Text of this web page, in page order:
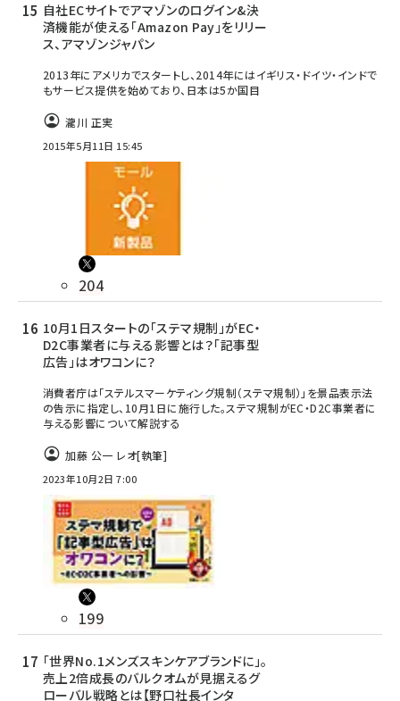
自社ECサイトでアマゾンのログイン&決
済機能が使える「Amazon Pay」をリリー
ス、アマゾンジャパン
2013年にアメリカでスタートし、2014年にはイギリス・ドイツ・インドで
もサービス提供を始めており、日本は5か国目
瀧川 正実
2015年5月11日 15:45
204
10月1日スタートの「ステマ規制」がEC・
D2C事業者に与える影響とは？「記事型
広告」はオワコンに？
消費者庁は「ステルスマーケティング規制（ステマ規制）」を景品表示法
の告示に指定し、10月1日に施行した。ステマ規制がEC・D2C事業者に
与える影響について解説する
加藤 公一 レオ[執筆]
2023年10月2日 7:00
199
「世界No.1メンズスキンケアブランドに」。
売上2倍成長のバルクオムが見据えるグ
ローバル戦略とは【野口社長インタ